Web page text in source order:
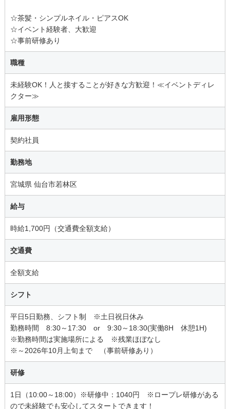
☆茶髪・シンプルネイル・ピアスOK
☆イベント経験者、大歓迎
☆事前研修あり
職種
未経験OK！人と接することが好きな方歓迎！≪イベントディレ
クター≫
雇用形態
契約社員
勤務地
宮城県 仙台市若林区
給与
時給1,700円（交通費全額支給）
交通費
全額支給
シフト
平日5日勤務、シフト制 ※土日祝日休み
勤務時間 8:30～17:30 or 9:30～18:30(実働8H 休憩1H)
※勤務時間は実施場所による ※残業ほぼなし
※～2026年10月上旬まで （事前研修あり）
研修
1日（10:00～18:00）※研修中：1040円 ※ロープレ研修がある
ので未経験でも安心してスタートできます！